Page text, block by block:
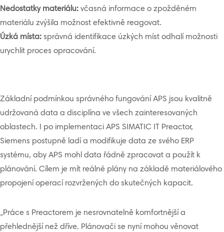
Nedostatky materiálu: včasná informace o zpožděném
materiálu zvýšila možnost efektivně reagovat.
Úzká místa: správná identifikace úzkých míst odhalí možnosti
urychlit proces opracování.
Základní podmínkou správného fungování APS jsou kvalitně
udržovaná data a disciplína ve všech zainteresovaných
oblastech. I po implementaci APS SIMATIC IT Preactor,
Siemens postupně ladí a modifikuje data ze svého ERP
systému, aby APS mohl data řádně zpracovat a použít k
plánování. Cílem je mít reálné plány na základě materiálového
propojení operací rozvržených do skutečných kapacit.
„Práce s Preactorem je nesrovnatelně komfortnější a
přehlednější než dříve. Plánovači se nyní mohou věnovat